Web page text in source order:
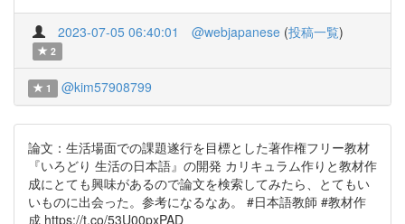
2023-07-05 06:40:01 @webjapanese (投稿一覧)
2
1 @kim57908799
論文：生活場面での課題遂行を目標とした著作権フリー教材
『いろどり 生活の日本語』の開発 カリキュラム作りと教材作
成にとても興味があるので論文を検索してみたら、とてもい
いものに出会った。参考になるなあ。 #日本語教師 #教材作
成 https://t.co/53U00pxPAD